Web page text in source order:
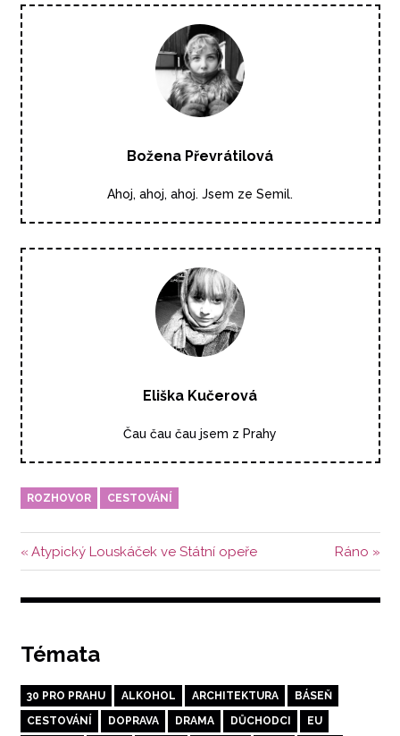
Božena Převrátilová
Ahoj, ahoj, ahoj. Jsem ze Semil.
Eliška Kučerová
Čau čau čau jsem z Prahy
ROZHOVOR CESTOVÁNÍ
Navigace
pro
Předchozí
příspěvek:
Atypický Louskáček ve Státní opeře
Další
příspěvek:
Ráno
Témata
30 PRO PRAHU ALKOHOL ARCHITEKTURA BÁSEŇ
CESTOVÁNÍ DOPRAVA DRAMA DŮCHODCI EU